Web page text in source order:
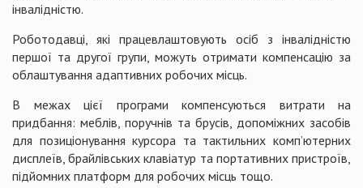
інвалідністю.
Роботодавці, які працевлаштовують осіб з інвалідністю
першої та другої групи, можуть отримати компенсацію за
облаштування адаптивних робочих місць.
В межах цієї програми компенсуються витрати на
придбання: меблів, поручнів та брусів, допоміжних засобів
для позиціонування курсора та тактильних комп’ютерних
дисплеїв, брайлівських клавіатур та портативних пристроїв,
підйомних платформ для робочих місць тощо.